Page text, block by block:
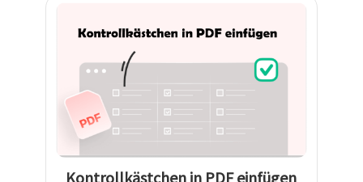
Kontrollkästchen in PDF einfügen